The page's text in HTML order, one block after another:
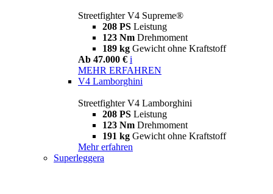
Streetfighter V4 Supreme®
208 PS Leistung
123 Nm Drehmoment
189 kg Gewicht ohne Kraftstoff
Ab 47.000 € i
MEHR ERFAHREN
V4 Lamborghini
Streetfighter V4 Lamborghini
208 PS Leistung
123 Nm Drehmoment
191 kg Gewicht ohne Kraftstoff
Mehr erfahren
Superleggera